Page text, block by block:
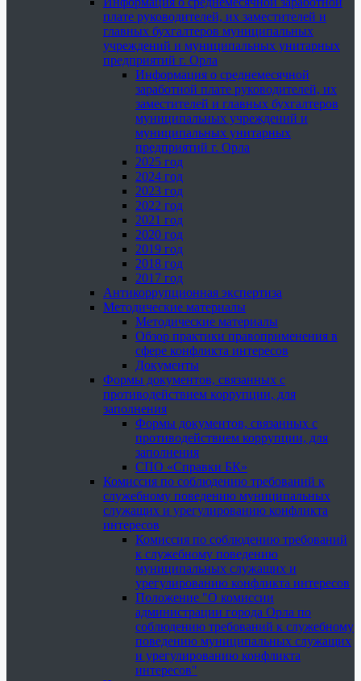
плате руководителей, их заместителей и
главных бухгалтеров муниципальных
учреждений и муниципальных унитарных
предприятий г. Орла
Информация о среднемесячной
заработной плате руководителей, их
заместителей и главных бухгалтеров
муниципальных учреждений и
муниципальных унитарных
предприятий г. Орла
2025 год
2024 год
2023 год
2022 год
2021 год
2020 год
2019 год
2018 год
2017 год
Антикоррупционная экспертиза
Методические материалы
Методические материалы
Обзор практики правоприменения в
сфере конфликта интересов
Документы
Формы документов, связанных с
противодействием коррупции, для
заполнения
Формы документов, связанных с
противодействием коррупции, для
заполнения
СПО «Справки БК»
Комиссия по соблюдению требований к
служебному поведению муниципальных
служащих и урегулированию конфликта
интересов
Комиссия по соблюдению требований
к служебному поведению
муниципальных служащих и
урегулированию конфликта интересов
Положение "О комиссии
администрации города Орла по
соблюдению требований к служебному
поведению муниципальных служащих
и урегулированию конфликта
интересов"